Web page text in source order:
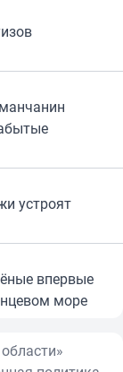
устроят
впервые
море